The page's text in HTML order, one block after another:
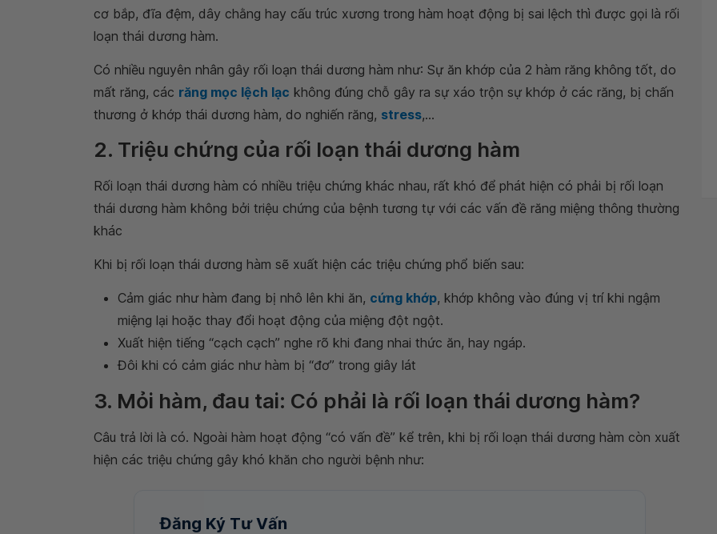
cơ bắp, đĩa đệm, dây chằng hay cấu trúc xương trong hàm hoạt động bị sai lệch thì được gọi là rối
loạn thái dương hàm.
Có nhiều nguyên nhân gây rối loạn thái dương hàm như: Sự ăn khớp của 2 hàm răng không tốt, do
mất răng, các răng mọc lệch lạc không đúng chỗ gây ra sự xáo trộn sự khớp ở các răng, bị chấn
thương ở khớp thái dương hàm, do nghiến răng, stress,...
2. Triệu chứng của rối loạn thái dương hàm
Rối loạn thái dương hàm có nhiều triệu chứng khác nhau, rất khó để phát hiện có phải bị rối loạn
thái dương hàm không bởi triệu chứng của bệnh tương tự với các vấn đề răng miệng thông thường
khác
Khi bị rối loạn thái dương hàm sẽ xuất hiện các triệu chứng phổ biến sau:
Cảm giác như hàm đang bị nhô lên khi ăn, cứng khớp, khớp không vào đúng vị trí khi ngậm
miệng lại hoặc thay đổi hoạt động của miệng đột ngột.
Xuất hiện tiếng “cạch cạch” nghe rõ khi đang nhai thức ăn, hay ngáp.
Đôi khi có cảm giác như hàm bị “đơ” trong giây lát
3. Mỏi hàm, đau tai: Có phải là rối loạn thái dương hàm?
Câu trả lời là có. Ngoài hàm hoạt động “có vấn đề” kể trên, khi bị rối loạn thái dương hàm còn xuất
hiện các triệu chứng gây khó khăn cho người bệnh như:
Đăng Ký Tư Vấn